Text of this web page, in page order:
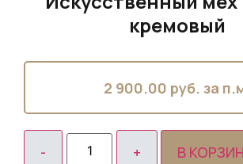
кремовый
2 900.00 руб. за
В